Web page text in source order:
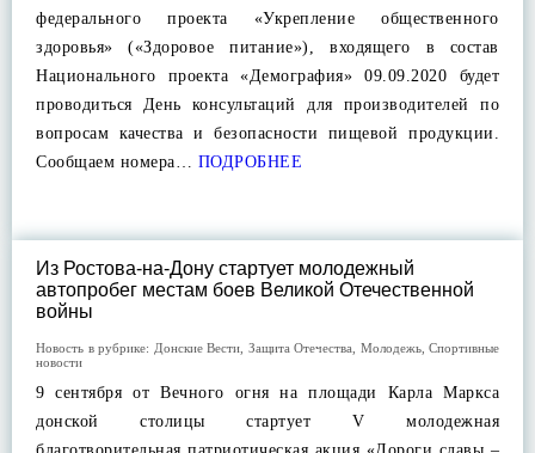
федерального проекта «Укрепление общественного
здоровья» («Здоровое питание»), входящего в состав
Национального проекта «Демография» 09.09.2020 будет
проводиться День консультаций для производителей по
вопросам качества и безопасности пищевой продукции.
Сообщаем номера… ПОДРОБНЕЕ
Из Ростова-на-Дону стартует молодежный
автопробег местам боев Великой Отечественной
войны
Новость в рубрике: Донские Вести Защита Отечества Молодежь, Спортивные
новости
9 сентября от Вечного огня на площади Карла Маркса
донской столицы стартует V молодежная